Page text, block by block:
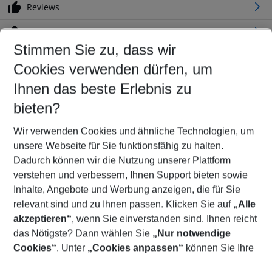
Reviews
Location
Customize your offer
Find the perfect deal which suits your best
Your departure airport
Any airport
Select your date range
09/08/26–07/08/27 5-8 nights
Who will travel
2 adults No children
Show more filter
Stimmen Sie zu, dass wir
Cookies verwenden dürfen, um
Ihnen das beste Erlebnis zu
bieten?
Wir verwenden Cookies und ähnliche Technologien, um
unsere Webseite für Sie funktionsfähig zu halten.
Dadurch können wir die Nutzung unserer Plattform
verstehen und verbessern, Ihnen Support bieten sowie
Inhalte, Angebote und Werbung anzeigen, die für Sie
relevant sind und zu Ihnen passen. Klicken Sie auf „Alle
akzeptieren“, wenn Sie einverstanden sind. Ihnen reicht
das Nötigste? Dann wählen Sie „Nur notwendige
Cookies“. Unter „Cookies anpassen“ können Sie Ihre